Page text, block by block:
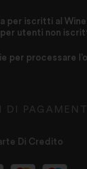
per iscritti al Wine
utenti non
per processare
DI
Di Credito